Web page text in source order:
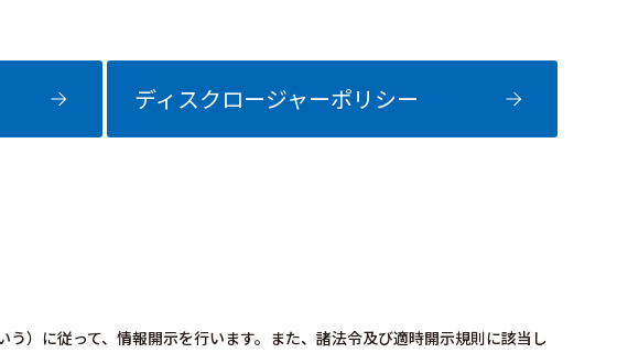
ディスクロージャーポリシー
）に従って、情報開示を行います。また、諸法令及び適時開示規則に該当し